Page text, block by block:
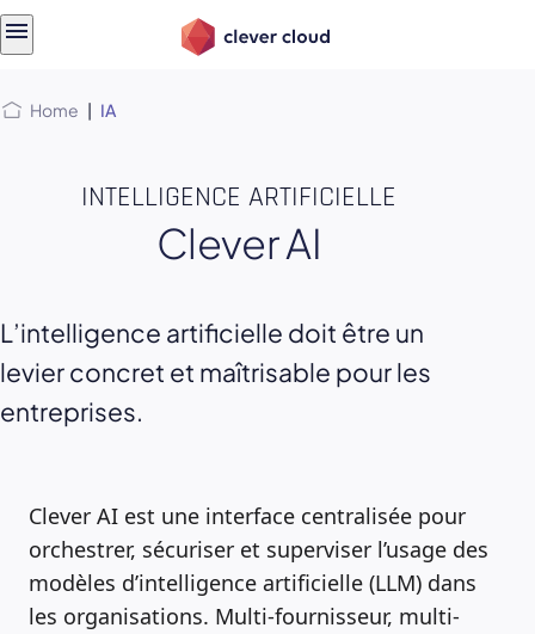
Home | IA
INTELLIGENCE ARTIFICIELLE
Clever AI
L’intelligence artificielle doit être un
levier concret et maîtrisable pour les
entreprises.
Clever AI est une interface centralisée pour
orchestrer, sécuriser et superviser l’usage des
modèles d’intelligence artificielle (LLM) dans
les organisations. Multi-fournisseur, multi-